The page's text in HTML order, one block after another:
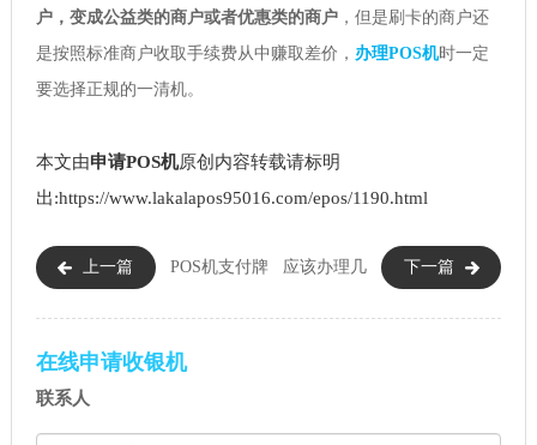
户，变成公益类的商户或者优惠类的商户，但是刷卡的商户还
是按照标准商户收取手续费从中赚取差价， 办理POS机时一定
要选择正规的一清机。
本文由申请POS机原创内容转载请标明
出:https://www.lakalapos95016.com/epos/1190.html
上一篇 POS机支付牌
续牌）
下一篇
应该办理几
在线申请收银机
联系人